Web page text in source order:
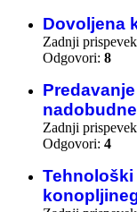
Dovoljena
Zadnji
Odgovori: 8
Zadnji
Odgovori: 4